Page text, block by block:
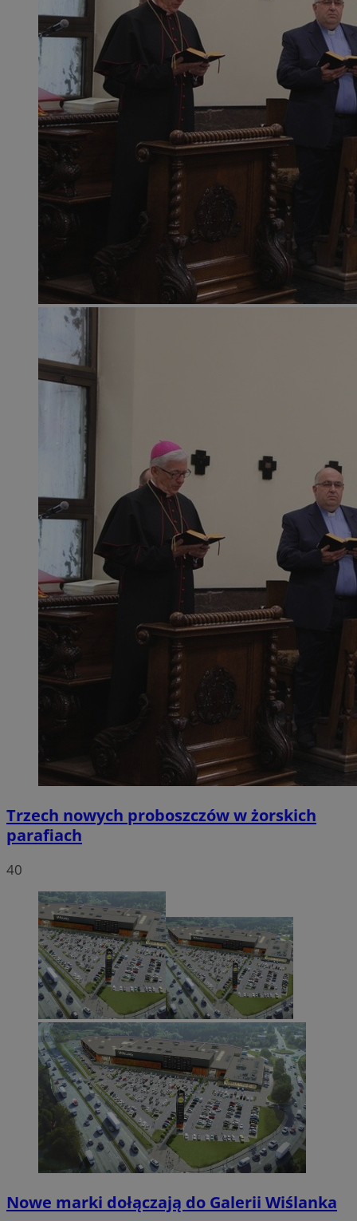
Trzech nowych proboszczów w żorskich
parafiach
40
Nowe marki dołączają do Galerii Wiślanka